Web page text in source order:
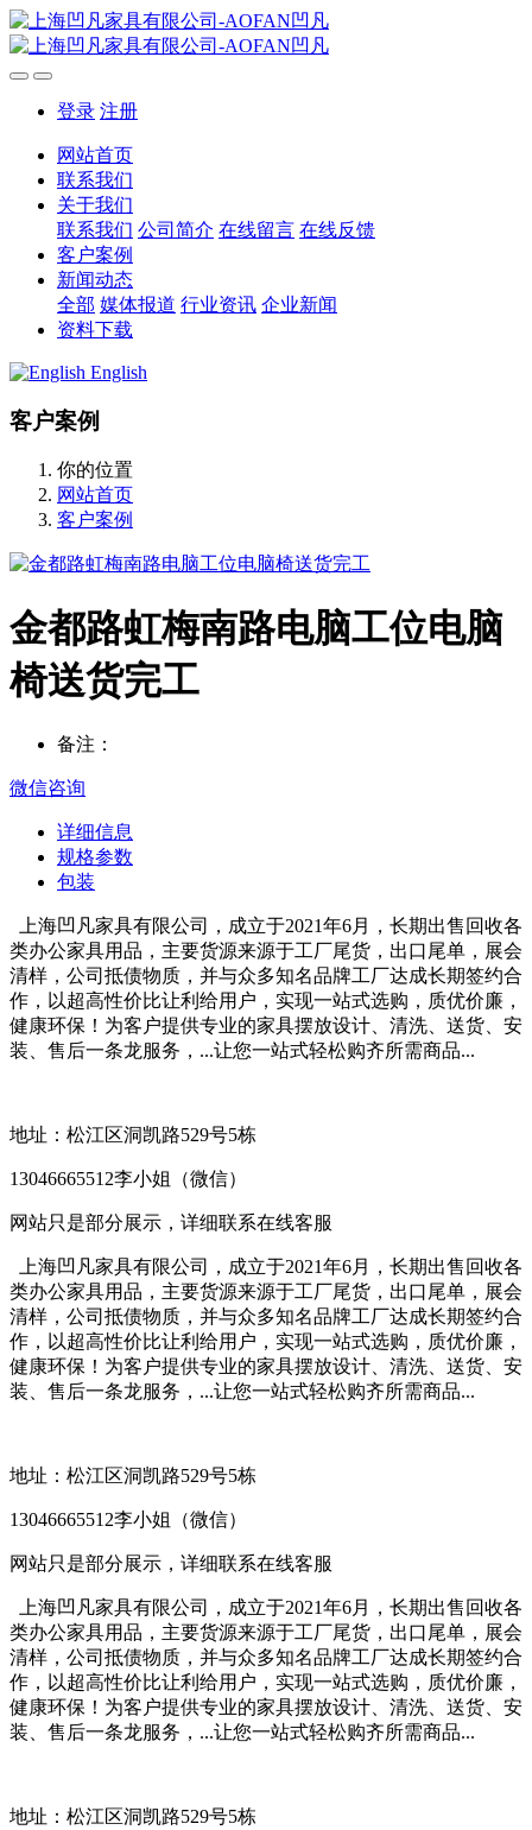
登录 注册
网站首页
联系我们
关于我们
联系我们 公司简介 在线留言 在线反馈
客户案例
新闻动态
全部 媒体报道 行业资讯 企业新闻
资料下载
English
客户案例
你的位置
网站首页
客户案例
金都路虹梅南路电脑工位电脑
椅送货完工
备注：
微信咨询
详细信息
规格参数
包装
上海凹凡家具有限公司，成立于2021年6月，长期出售回收各
类办公家具用品，主要货源来源于工厂尾货，出口尾单，展会
清样，公司抵债物质，并与众多知名品牌工厂达成长期签约合
作，以超高性价比让利给用户，实现一站式选购，质优价廉，
健康环保！为客户提供专业的家具摆放设计、清洗、送货、安
装、售后一条龙服务，...让您一站式轻松购齐所需商品...
地址：松江区洞凯路529号5栋
13046665512李小姐（微信）
网站只是部分展示，详细联系在线客服
上海凹凡家具有限公司，成立于2021年6月，长期出售回收各
类办公家具用品，主要货源来源于工厂尾货，出口尾单，展会
清样，公司抵债物质，并与众多知名品牌工厂达成长期签约合
作，以超高性价比让利给用户，实现一站式选购，质优价廉，
健康环保！为客户提供专业的家具摆放设计、清洗、送货、安
装、售后一条龙服务，...让您一站式轻松购齐所需商品...
地址：松江区洞凯路529号5栋
13046665512李小姐（微信）
网站只是部分展示，详细联系在线客服
上海凹凡家具有限公司，成立于2021年6月，长期出售回收各
类办公家具用品，主要货源来源于工厂尾货，出口尾单，展会
清样，公司抵债物质，并与众多知名品牌工厂达成长期签约合
作，以超高性价比让利给用户，实现一站式选购，质优价廉，
健康环保！为客户提供专业的家具摆放设计、清洗、送货、安
装、售后一条龙服务，...让您一站式轻松购齐所需商品...
地址：松江区洞凯路529号5栋